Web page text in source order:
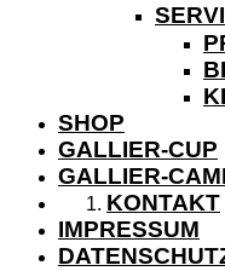
SHOP
GALLIER-CUP
GALLIER-
KONTAKT
IMPRESSUM